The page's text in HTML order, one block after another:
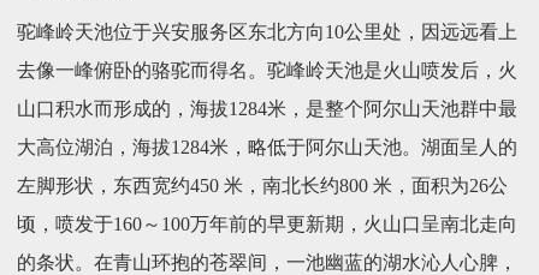
驼峰岭天池位于兴安服务区东北方向10公里处，因远远看上
去像一峰俯卧的骆驼而得名。驼峰岭天池是火山喷发后，火
山口积水而形成的，海拔1284米，是整个阿尔山天池群中最
大高位湖泊，海拔1284米，略低于阿尔山天池。湖面呈人的
左脚形状，东西宽约450 米，南北长约800 米，面积为26公
顷，喷发于160～100万年前的早更新期，火山口呈南北走向
的条状。在青山环抱的苍翠间，一池幽蓝的湖水沁人心脾，